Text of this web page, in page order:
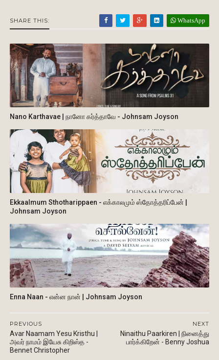
SHARE THIS: WhatsApp
Nano Karthavae | நானோ கர்த்தாவே - Johnsam Joyson
Ekkaalmum Sthotharippaen - எக்காலமும் ஸ்தோத்தரிப்பேன் |
Johnsam Joyson
Enna Naan - என்ன நான் | Johnsam Joyson
NEXT
Ninaithu Paarkiren | நினைத்து
பார்க்கிறேன் - Benny Joshua
PREVIOUS
Avar Naamam Yesu Kristhu |
அவர் நாமம் இயேசு கிறிஸ்த -
Bennet Christopher